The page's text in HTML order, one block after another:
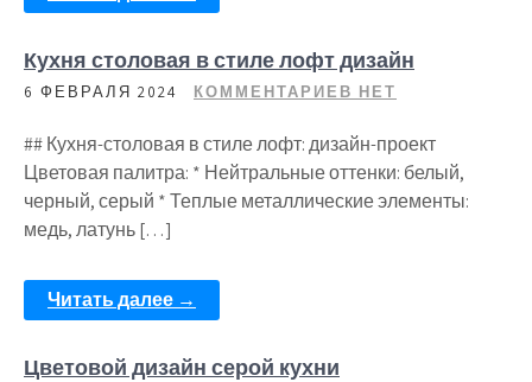
Кухня столовая в стиле лофт дизайн
6 ФЕВРАЛЯ 2024 КОММЕНТАРИЕВ НЕТ
## Кухня-столовая в стиле лофт: дизайн-проект
Цветовая палитра: * Нейтральные оттенки: белый,
черный, серый * Теплые металлические элементы:
медь, латунь […]
Читать далее →
Цветовой дизайн серой кухни